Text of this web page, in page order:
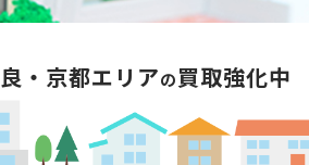
・京都エリアの買取強化中